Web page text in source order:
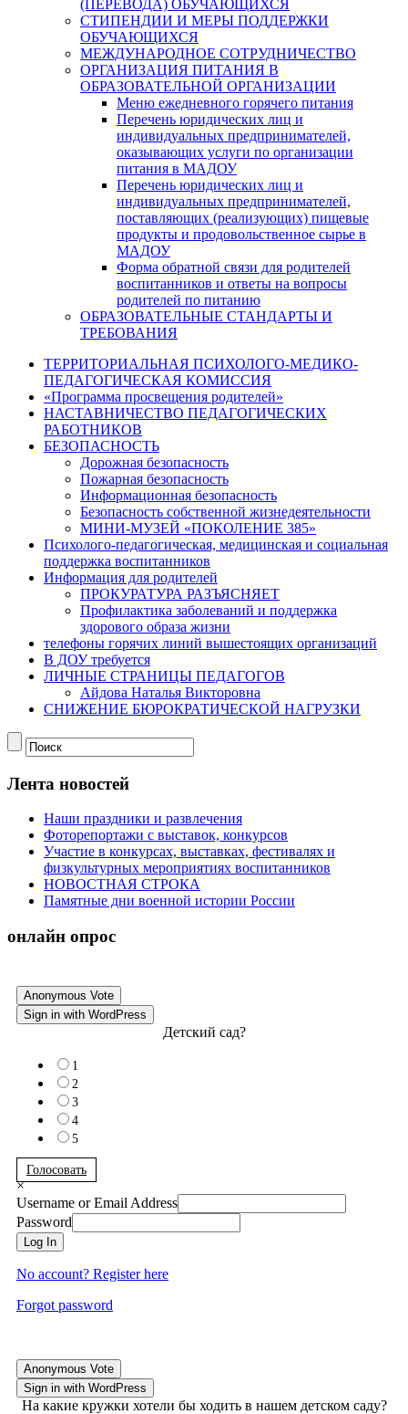
(ПЕРЕВОДА) ОБУЧАЮЩИХСЯ
СТИПЕНДИИ И МЕРЫ ПОДДЕРЖКИ
ОБУЧАЮЩИХСЯ
МЕЖДУНАРОДНОЕ СОТРУДНИЧЕСТВО
ОРГАНИЗАЦИЯ ПИТАНИЯ В
ОБРАЗОВАТЕЛЬНОЙ ОРГАНИЗАЦИИ
Меню ежедневного горячего питания
Перечень юридических лиц и
индивидуальных предпринимателей,
оказывающих услуги по организации
питания в МАДОУ
Перечень юридических лиц и
индивидуальных предпринимателей,
поставляющих (реализующих) пищевые
продукты и продовольственное сырье в
МАДОУ
Форма обратной связи для родителей
воспитанников и ответы на вопросы
родителей по питанию
ОБРАЗОВАТЕЛЬНЫЕ СТАНДАРТЫ И
ТРЕБОВАНИЯ
ТЕРРИТОРИАЛЬНАЯ ПСИХОЛОГО-МЕДИКО-
ПЕДАГОГИЧЕСКАЯ КОМИССИЯ
«Программа просвещения родителей»
НАСТАВНИЧЕСТВО ПЕДАГОГИЧЕСКИХ
РАБОТНИКОВ
БЕЗОПАСНОСТЬ
Дорожная безопасность
Пожарная безопасность
Информационная безопасность
Безопасность собственной жизнедеятельности
МИНИ-МУЗЕЙ «ПОКОЛЕНИЕ 385»
Психолого-педагогическая, медицинская и социальная
поддержка воспитанников
Информация для родителей
ПРОКУРАТУРА РАЗЪЯСНЯЕТ
Профилактика заболеваний и поддержка
здорового образа жизни
телефоны горячих линий вышестоящих организаций
В ДОУ требуется
ЛИЧНЫЕ СТРАНИЦЫ ПЕДАГОГОВ
Айдова Наталья Викторовна
СНИЖЕНИЕ БЮРОКРАТИЧЕСКОЙ НАГРУЗКИ
Лента новостей
Наши праздники и развлечения
Фоторепортажи с выставок, конкурсов
Участие в конкурсах, выставках, фестивалях и
физкультурных мероприятиях воспитанников
НОВОСТНАЯ СТРОКА
Памятные дни военной истории России
онлайн опрос
Anonymous Vote
Sign in with WordPress
Детский сад?
1
2
3
4
5
Голосовать
×
Username or Email Address
Password
Log In
No account? Register here
Forgot password
Anonymous Vote
Sign in with WordPress
На какие кружки хотели бы ходить в нашем детском саду?